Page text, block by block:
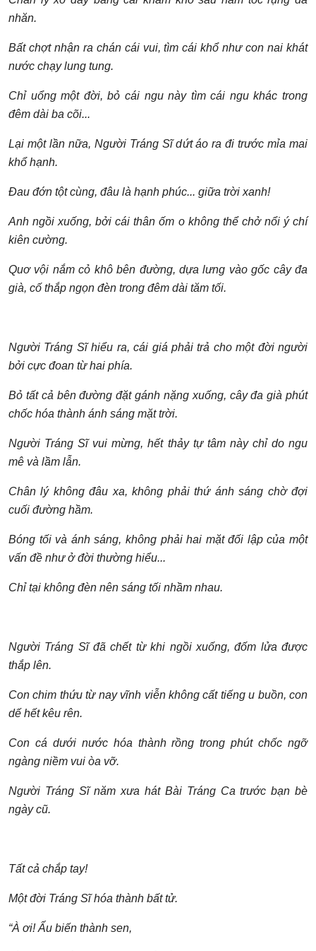
nhăn.
Bất chợt nhận ra chán cái vui, tìm cái khổ như con nai khát
nước chạy lung tung.
Chỉ uổng một đời, bỏ cái ngu này tìm cái ngu khác trong
đêm dài ba cõi...
Lại một lần nữa, Người Tráng Sĩ dứt áo rađi trước mỉa mai
khổ hạnh.
Đau đớn tột cùng, đâu là hạnh phúc... giữa trời xanh!
Anh ngồi xuống, bởi cái thânốm o không thể chở nổi ý chí
kiên cường.
Quơ vội nắm cỏ khô bên đường, dựa lưng vào gốc câyđa
già, cố thắp ngọn đèn trong đêm dài tăm tối.
Người Tráng Sĩ hiểu ra, cái giá phải trả cho một đời người
bởi cực đoan từ hai phía.
Bỏ tất cả bênđườngđặt gánh nặng xuống, câyđa già phút
chốc hóa thành ánh sáng mặt trời.
Người Tráng Sĩ vui mừng, hết thảy tự tâm này chỉ do ngu
mê và lầm lẫn.
Chân lý khôngđâu xa, không phải thứ ánh sáng chờđợi
cuối đường hầm.
Bóng tối và ánh sáng, không phải hai mặtđối lập của một
vấn đề nhưởđời thường hiểu...
Chỉ tại không đèn nên sáng tối nhầm nhau.
Người Tráng Sĩđã chết từ khi ngồi xuống,đốm lửađược
thắp lên.
Con chim thứu từ nay vĩnh viễn không cất tiếng u buồn, con
dế hết kêu rên.
Con cá dưới nước hóa thành rồng trong phút chốc ngỡ
ngàng niềm vui òa vỡ.
Người Tráng Sĩ năm xưa hát Bài Tráng Ca trước bạn bè
ngày cũ.
Tất cả chắp tay!
Mộtđời Tráng Sĩ hóa thành bất tử.
“À ơi!Ấu biến thành sen,